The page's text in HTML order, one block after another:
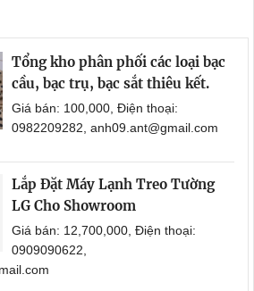
Tổng kho phân phối các loại bạc
cầu, bạc trụ, bạc sắt thiêu kết.
Giá bán: 100,000, Điện thoại:
0982209282, anh09.ant@gmail.com
Lắp Đặt Máy Lạnh Treo Tường
LG Cho Showroom
Giá bán: 12,700,000, Điện thoại:
0909090622,